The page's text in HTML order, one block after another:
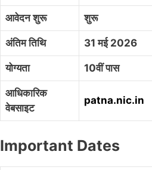
आवेदन शुरू शुरू
अंतिम तिथि 31 मई 2026
योग्यता 10वीं पास
आधिकारिक
वेबसाइट
patna.nic.in
Important Dates